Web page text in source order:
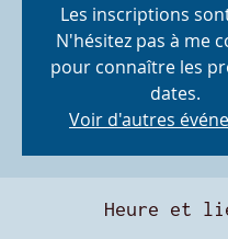
Les inscriptions
N'hésitez pas à me
pour connaître les
dates.
Voir d'autres
Heure et